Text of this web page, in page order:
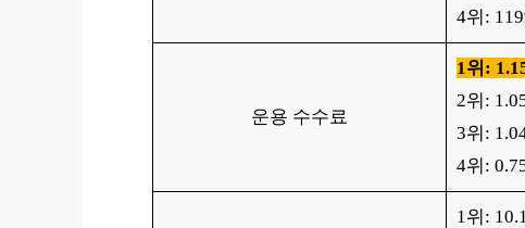
4위:
운용 수수료
1위:
2위:
3위:
4위:
1위: